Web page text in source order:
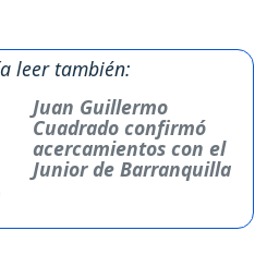
leer también:
Juan Guillermo
Cuadrado confirmó
acercamientos con el
Junior de Barranquilla